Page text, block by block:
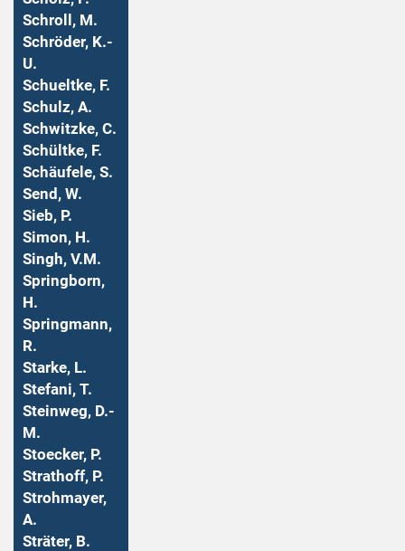
Schroll, M.
Schröder, K.-
U.
Schueltke, F.
Schulz, A.
Schwitzke, C.
Schültke, F.
Schäufele, S.
Send, W.
Sieb, P.
Simon, H.
Singh, V.M.
Springborn,
H.
Springmann,
R.
Starke, L.
Stefani, T.
Steinweg, D.-
M.
Stoecker, P.
Strathoff, P.
Strohmayer,
A.
Sträter, B.